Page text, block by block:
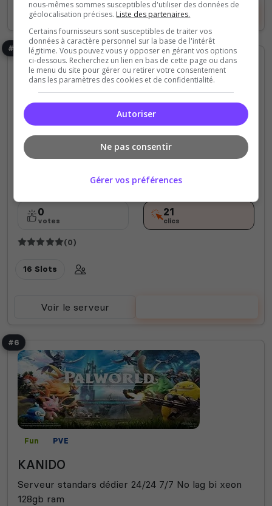
Voir le serveur Voter
#5
Roleplay
QBC Flaggard QC FR Enshrouded
Bienvenue a tous server Quebecois
0
votes
21
clics
(0)
16 Slots
Voir le serveur
#6
Fun PVE
KANIDO
Serveur standars dédier 24/24 7/7 No lag bi xeon
128gb ram
nous-mêmes sommes susceptibles d'utiliser des données de
géolocalisation précises. Liste des partenaires.
Certains fournisseurs sont susceptibles de traiter vos
données à caractère personnel sur la base de l'intérêt
légitime. Vous pouvez vous y opposer en gérant vos options
ci-dessous. Recherchez un lien en bas de cette page ou dans
le menu du site pour gérer ou retirer votre consentement
dans les paramètres des cookies et de confidentialité.
Autoriser
Ne pas consentir
Gérer vos préférences